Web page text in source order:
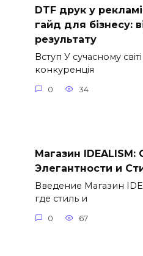
DTF друк у
гайд для бізнесу:
результату
Вступ У сучасному
конкуренція
0 34
Магазин IDEALISM:
Элегантности и
Введение Магазин
где стиль и
0 67